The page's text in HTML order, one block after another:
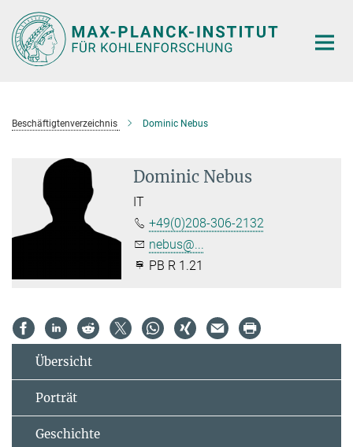
Hauptinhalt
Beschäftigtenverzeichnis Dominic Nebus
Dominic Nebus
IT
+49(0)208-306-2132
nebus@...
PB R 1.21
Übersicht
Porträt
Geschichte